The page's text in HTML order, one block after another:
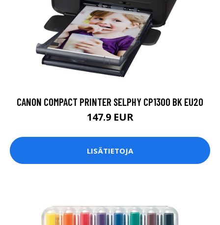
CANON COMPACT PRINTER SELPHY CP1300 BK EU20
147.9 EUR
LISÄTIETOJA